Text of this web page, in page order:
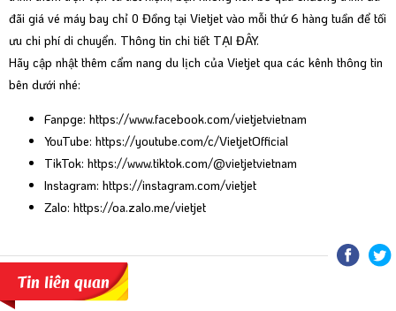
đãi giá vé máy bay chỉ 0 Đồng tại Vietjet vào mỗi thứ 6 hàng tuần để tối
ưu chi phí di chuyển. Thông tin chi tiết TẠI ĐÂY.
Hãy cập nhật thêm cẩm nang du lịch của Vietjet qua các kênh thông tin
bên dưới nhé:
Fanpge: https://www.facebook.com/vietjetvietnam
YouTube: https://youtube.com/c/VietjetOfficial
TikTok: https://www.tiktok.com/@vietjetvietnam
Instagram: https://instagram.com/vietjet
Zalo: https://oa.zalo.me/vietjet
Tin liên quan